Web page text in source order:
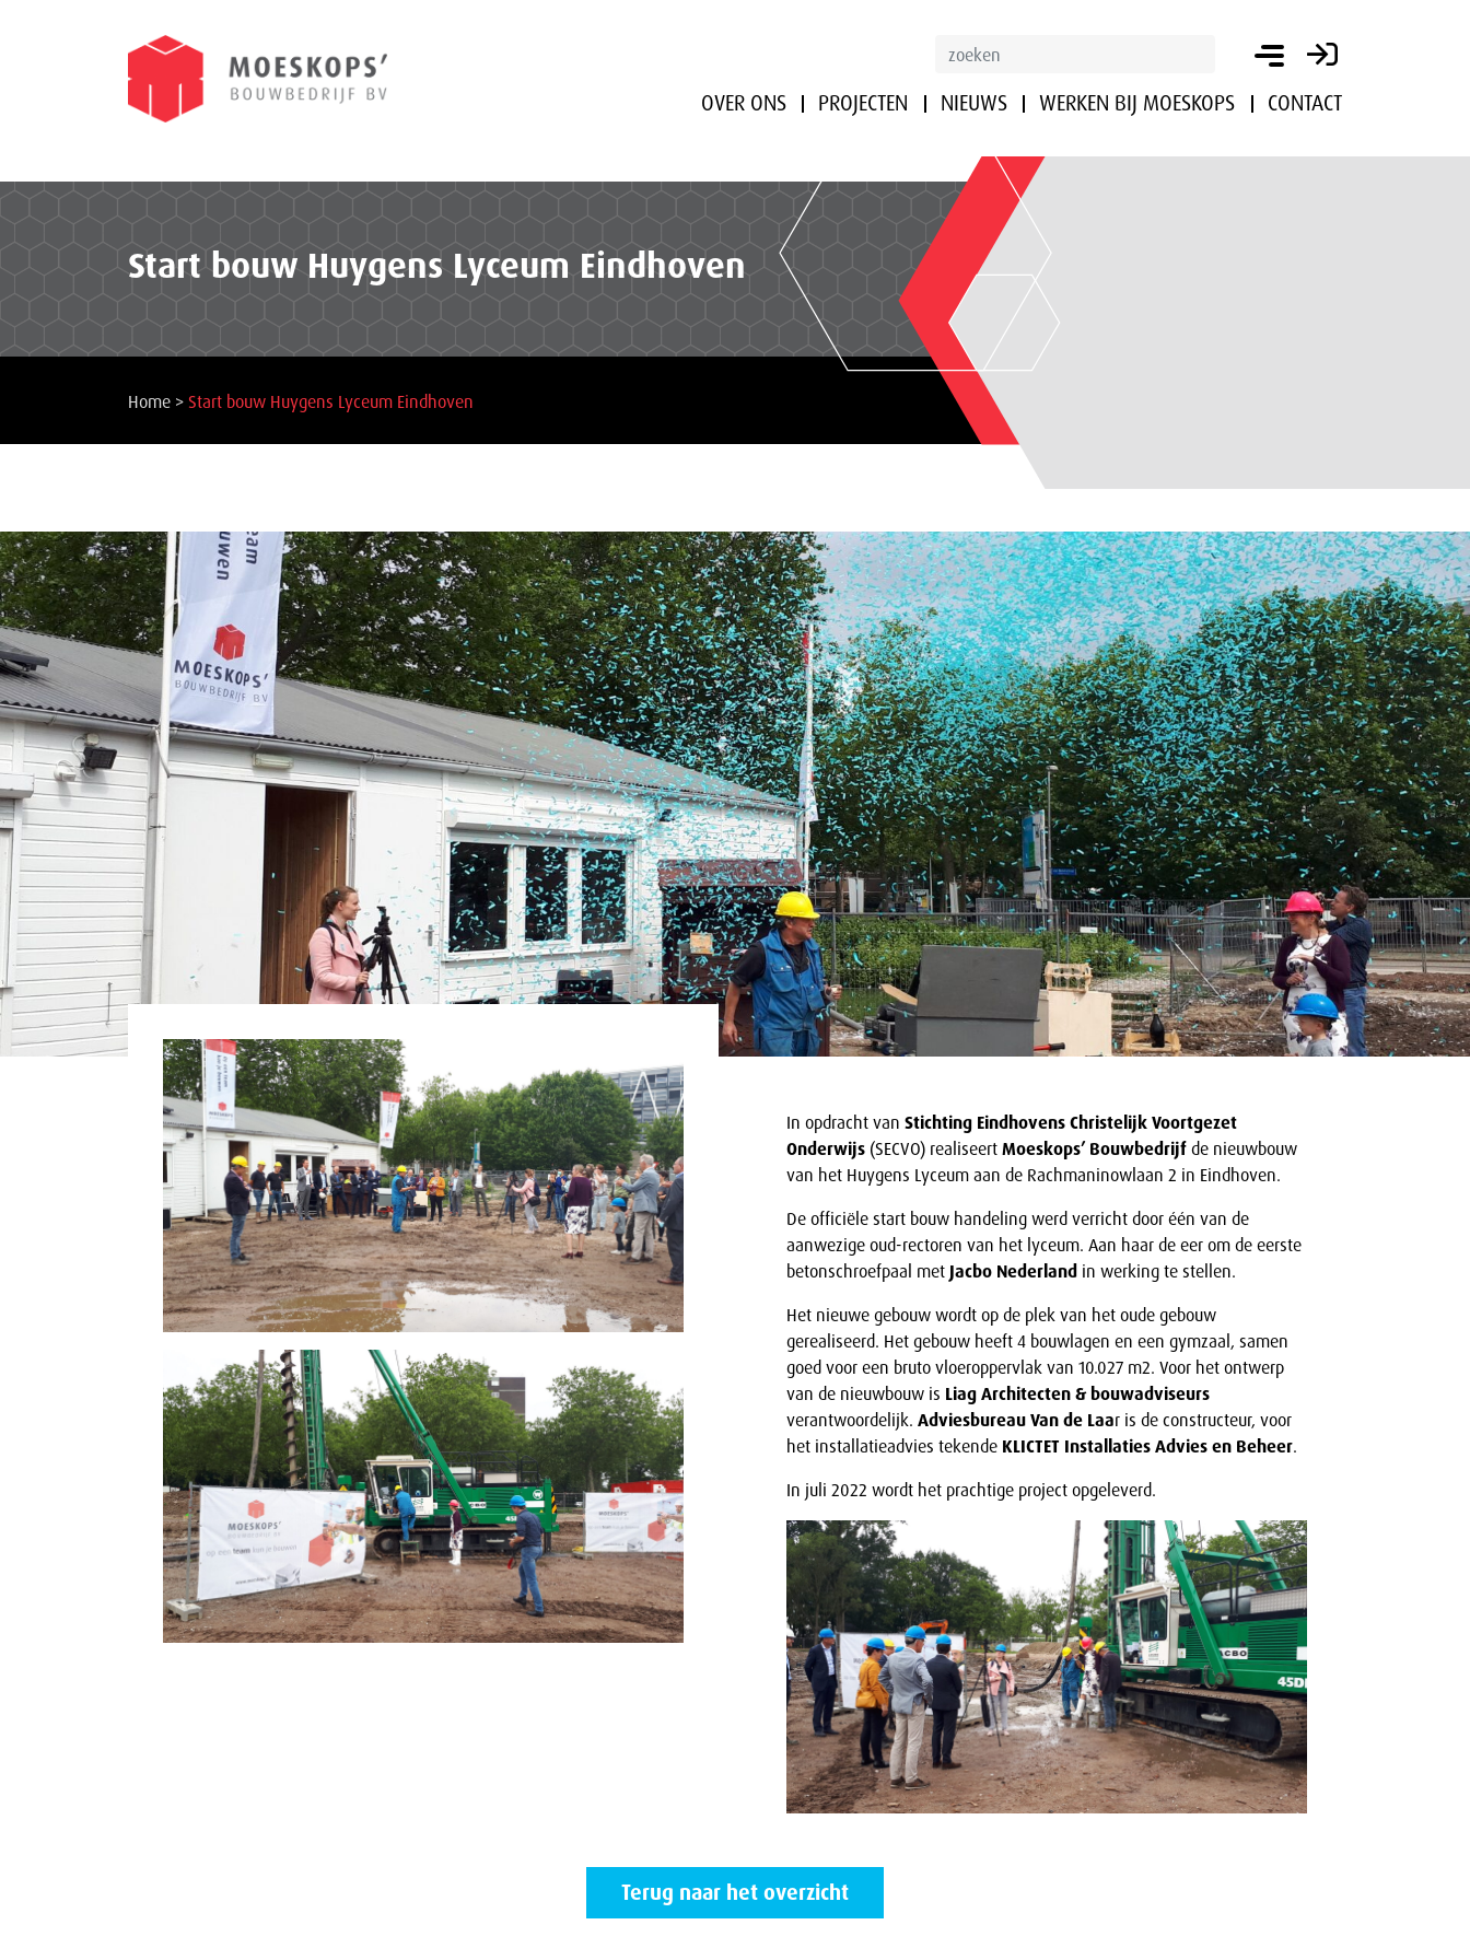
OVER ONS PROJECTEN NIEUWS WERKEN BIJ MOESKOPS CONTACT
Start bouw Huygens Lyceum Eindhoven
Home > Start bouw Huygens Lyceum Eindhoven
In opdracht van Stichting Eindhovens Christelijk Voortgezet
Onderwijs (SECVO) realiseert Moeskops’ Bouwbedrijf de nieuwbouw
van het Huygens Lyceum aan de Rachmaninowlaan 2 in Eindhoven.
De officiële start bouw handeling werd verricht door één van de
aanwezige oud-rectoren van het lyceum. Aan haar de eer om de eerste
betonschroefpaal met Jacbo Nederland in werking te stellen.
Het nieuwe gebouw wordt op de plek van het oude gebouw
gerealiseerd. Het gebouw heeft 4 bouwlagen en een gymzaal, samen
goed voor een bruto vloeroppervlak van 10.027 m2. Voor het ontwerp
van de nieuwbouw is Liag Architecten & bouwadviseurs
verantwoordelijk. Adviesbureau Van de Laar is de constructeur, voor
het installatieadvies tekende KLICTET Installaties Advies en Beheer.
In juli 2022 wordt het prachtige project opgeleverd.
Terug naar het overzicht